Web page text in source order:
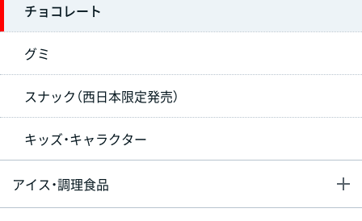
チョコレート
グミ
スナック（西日本限定発売）
キッズ・キャラクター
アイス・調理食品